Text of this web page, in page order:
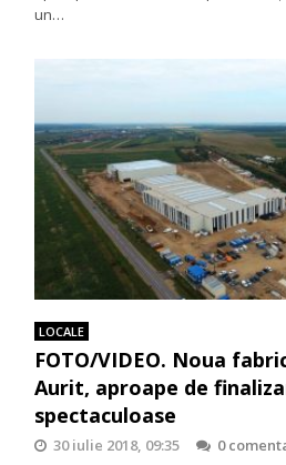
un…
LOCALE
FOTO/VIDEO. Noua
Aurit, aproape de
spectaculoase
30 iulie 2018, 09:35
0